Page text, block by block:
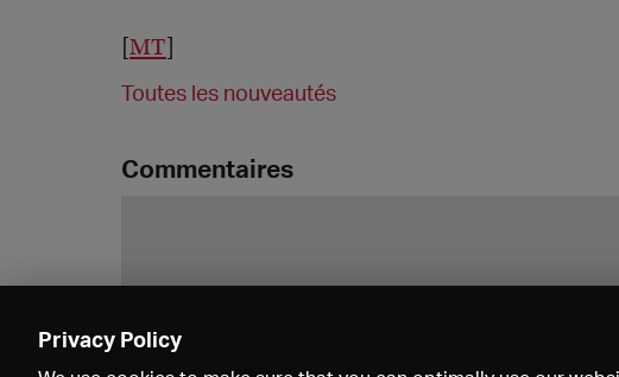
MT
Toutes les nouveautés
Commentaires
Privacy Policy